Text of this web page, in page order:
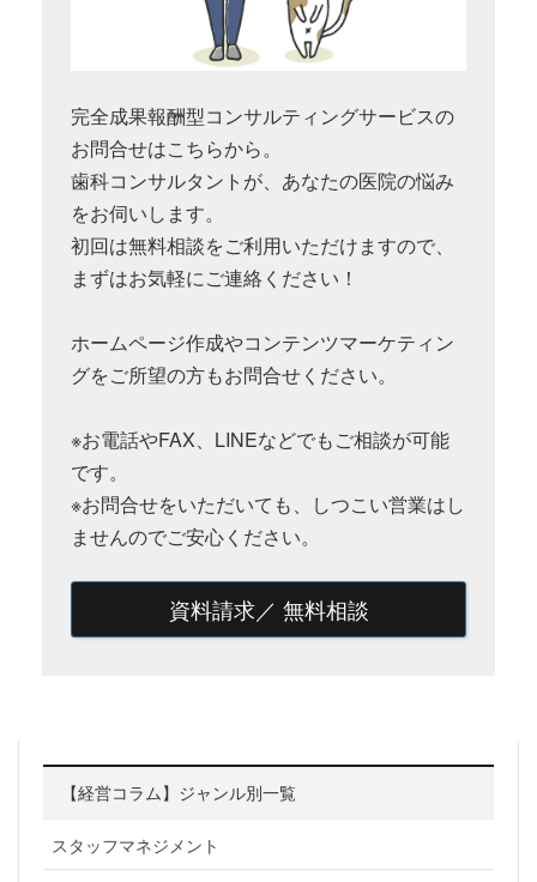
完全成果報酬型コンサルティングサービスの
お問合せはこちらから。
歯科コンサルタントが、あなたの医院の悩み
をお伺いします。
初回は無料相談をご利用いただけますので、
まずはお気軽にご連絡ください！
ホームページ作成やコンテンツマーケティン
グをご所望の方もお問合せください。
※お電話やFAX、LINEなどでもご相談が可能
です。
※お問合せをいただいても、しつこい営業はし
ませんのでご安心ください。
資料請求／ 無料相談
【経営コラム】ジャンル別一覧
スタッフマネジメント